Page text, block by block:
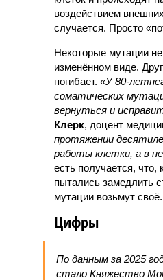
воздействием
случается. Просто
Некоторые мутации
изменённом виде.
погибает. «У 80-
соматических
вернуться и
Клерк, доцент
протяжении
работы клетки, а в
есть получается,
пытались замедлить
мутации возьмут своё.
Цифры
По данным за 2025
стало Княжество